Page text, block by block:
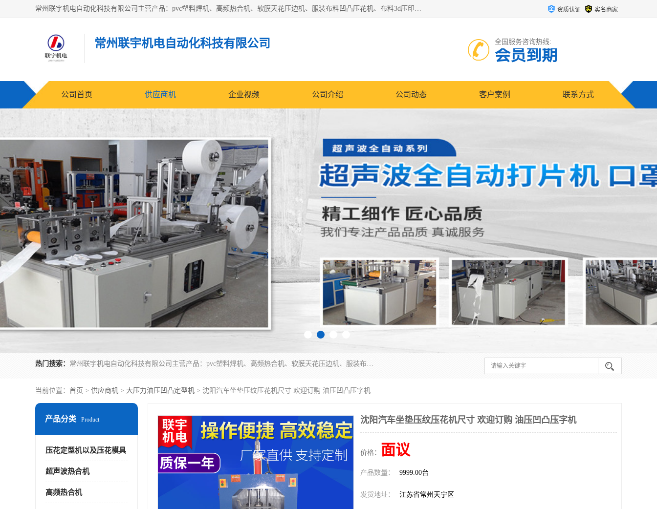
常州联宇机电自动化科技有限公司主营产品：pvc塑料焊机、高频热合机、软膜天花压边机、服装布料凹凸压花机、布料3d压印设备、服装植胶设备、超声波布料花边机、无纺布热合机、全自动压花机。 资质认证 实名商家
常州联宇机电自动化科技有限公司 全国服务咨询热线:
会员到期
公司首页 供应商机 企业视频 公司介绍 公司动态 客户案例 联系方式
热门搜索： 常州联宇机电自动化科技有限公司主营产品：pvc塑料焊机、高频热合机、软膜天花压边机、服装布料凹凸压花机、布料3d压印设备、服装植胶设备、超声波布料花边机、无纺布热合机、全自动压花机。
当前位置： 首页 > 供应商机 > 大压力油压凹凸定型机 > 沈阳汽车坐垫压纹压花机尺寸 欢迎订购 油压凹凸压字机
产品分类 Product
压花定型机以及压花模具
超声波热合机
高频热合机
沈阳汽车坐垫压纹压花机尺寸 欢迎订购 油压凹凸压字机
价格： 面议
产品数量： 9999.00台
发货地址： 江苏省常州天宁区